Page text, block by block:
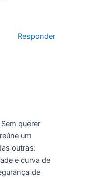
Responder
querer
um
outras:
e curva de
de